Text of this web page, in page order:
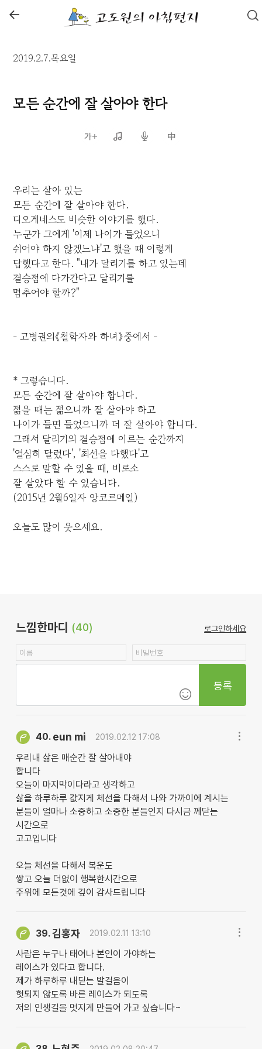
←
2019.2.7.목요일
모든 순간에 잘 살아야 한다
우리는 살아 있는
모든 순간에 잘 살아야 한다.
디오게네스도 비슷한 이야기를 했다.
누군가 그에게 '이제 나이가 들었으니
쉬어야 하지 않겠느냐'고 했을 때 이렇게
답했다고 한다. "내가 달리기를 하고 있는데
결승점에 다가간다고 달리기를
멈추어야 할까?"
- 고병권의《철학자와 하녀》중에서 -
* 그렇습니다.
모든 순간에 잘 살아야 합니다.
젊을 때는 젊으니까 잘 살아야 하고
나이가 들면 들었으니까 더 잘 살아야 합니다.
그래서 달리기의 결승점에 이르는 순간까지
'열심히 달렸다', '최선을 다했다'고
스스로 말할 수 있을 때, 비로소
잘 살았다 할 수 있습니다.
(2015년 2월6일자 앙코르메일)
오늘도 많이 웃으세요.
느낌한마디 (40) 로그인하세요
등록
40. eun mi 2019.02.12 17:08
우리내 삶은 매순간 잘 살아내야
합니다
오늘이 마지막이다라고 생각하고
삶을 하루하루 값지게 체선을 다해서 나와 가까이에 계시는
분들이 얼마나 소중하고 소중한 분들인지 다시금 께닫는
시간으로
고고입니다
오늘 체선을 다해서 복운도
쌓고 오늘 더없이 행복한시간으로
주위에 모든것에 깊이 감사드립니다
39.김홍자 2019.02.11 13:10
사람은 누구나 태어나 본인이 가야하는
레이스가 있다고 합니다.
제가 하루하루 내딛는 발걸음이
헛되지 않도록 바른 레이스가 되도록
저의 인생길을 멋지게 만들어 가고 싶습니다~